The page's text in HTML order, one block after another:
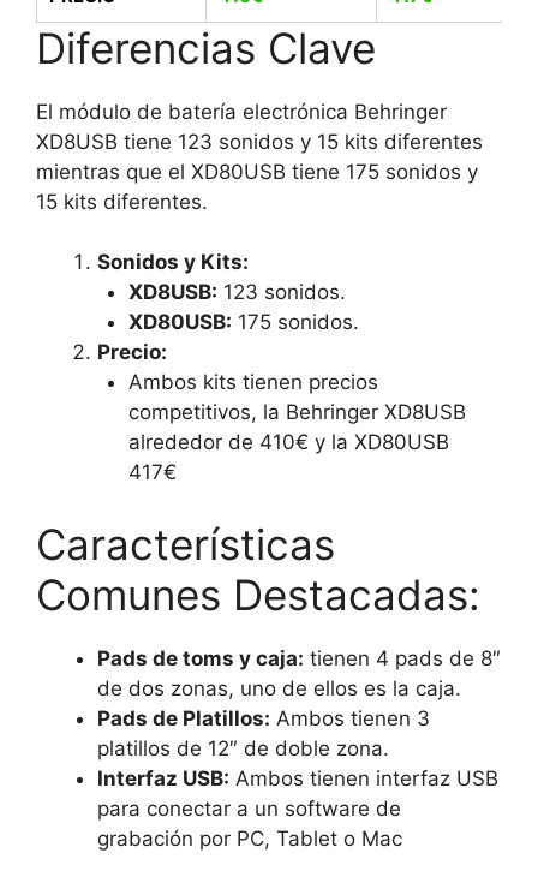
Diferencias Clave
El módulo de batería electrónica Behringer
XD8USB tiene 123 sonidos y 15 kits diferentes
mientras que el XD80USB tiene 175 sonidos y
15 kits diferentes.
Sonidos y Kits:
XD8USB: 123 sonidos.
XD80USB: 175 sonidos.
Precio:
Ambos kits tienen precios
competitivos, la Behringer XD8USB
alrededor de 410€ y la XD80USB
417€
Características
Comunes Destacadas:
Pads de toms y caja: tienen 4 pads de 8″
de dos zonas, uno de ellos es la caja.
Pads de Platillos: Ambos tienen 3
platillos de 12″ de doble zona.
Interfaz USB: Ambos tienen interfaz USB
para conectar a un software de
grabación por PC, Tablet o Mac